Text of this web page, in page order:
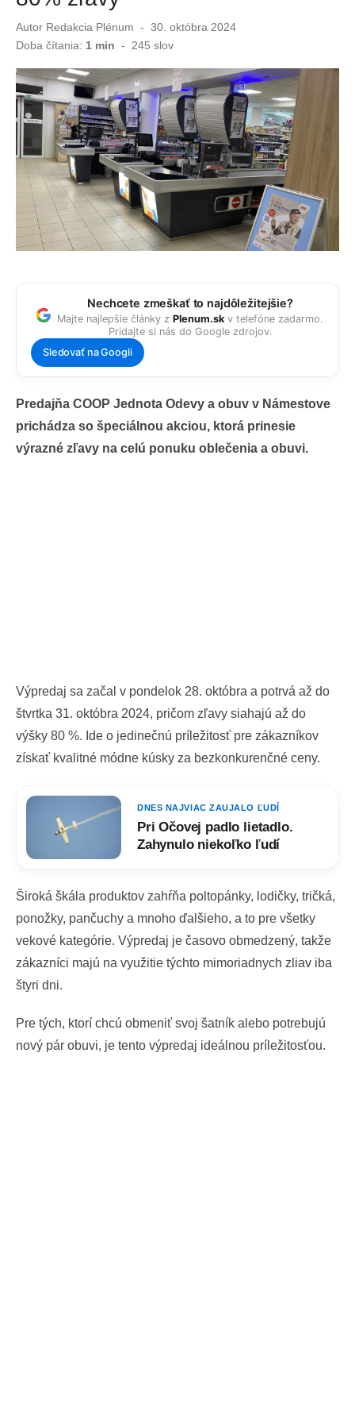
Autor Redakcia Plénum
Publikované
dňa
30. októbra 2024
Doba čítania: 1 min - 245 slov
Nechcete zmeškať to najdôležitejšie?
Majte najlepšie články z Plenum.sk v telefóne zadarmo.
Pridajte si nás do Google zdrojov.
Sledovať na Googli
Predajňa COOP Jednota Odevy a obuv v Námestove
prichádza so špeciálnou akciou, ktorá prinesie
výrazné zľavy na celú ponuku oblečenia a obuvi.
Výpredaj sa začal v pondelok 28. októbra a potrvá až do
štvrtka 31. októbra 2024, pričom zľavy siahajú až do
výšky 80 %. Ide o jedinečnú príležitosť pre zákazníkov
získať kvalitné módne kúsky za bezkonkurenčné ceny.
DNES NAJVIAC ZAUJALO ĽUDÍ
Pri Očovej padlo lietadlo.
Zahynulo niekoľko ľudí
Široká škála produktov zahŕňa poltopánky, lodičky, tričká,
ponožky, pančuchy a mnoho ďalšieho, a to pre všetky
vekové kategórie. Výpredaj je časovo obmedzený, takže
zákazníci majú na využitie týchto mimoriadnych zliav iba
štyri dni.
Pre tých, ktorí chcú obmeniť svoj šatník alebo potrebujú
nový pár obuvi, je tento výpredaj ideálnou príležitosťou.